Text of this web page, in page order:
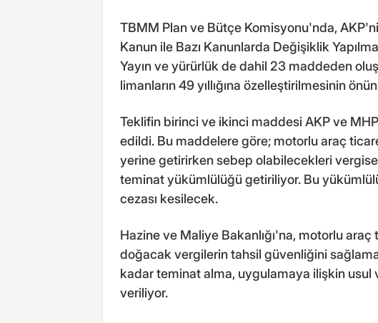
TBMM Plan ve Bütçe Komisyonu'nda,
Kanun ile Bazı Kanunlarda Değişiklik
Yayın ve yürürlük de dahil 23 maddeden
limanların 49 yıllığına özelleştirilmesinin
Teklifin birinci ve ikinci maddesi AKP ve
edildi. Bu maddelere göre; motorlu araç
yerine getirirken sebep olabilecekleri vergisel
teminat yükümlülüğü getiriliyor. Bu
cezası kesilecek.
Hazine ve Maliye Bakanlığı'na, motorlu
doğacak vergilerin tahsil güvenliğini
kadar teminat alma, uygulamaya ilişkin usul
veriliyor.